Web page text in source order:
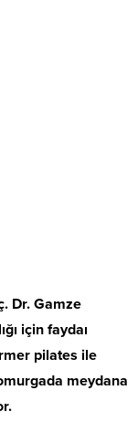
Dr. Gamze
için faydaı
pilates ile
meydana